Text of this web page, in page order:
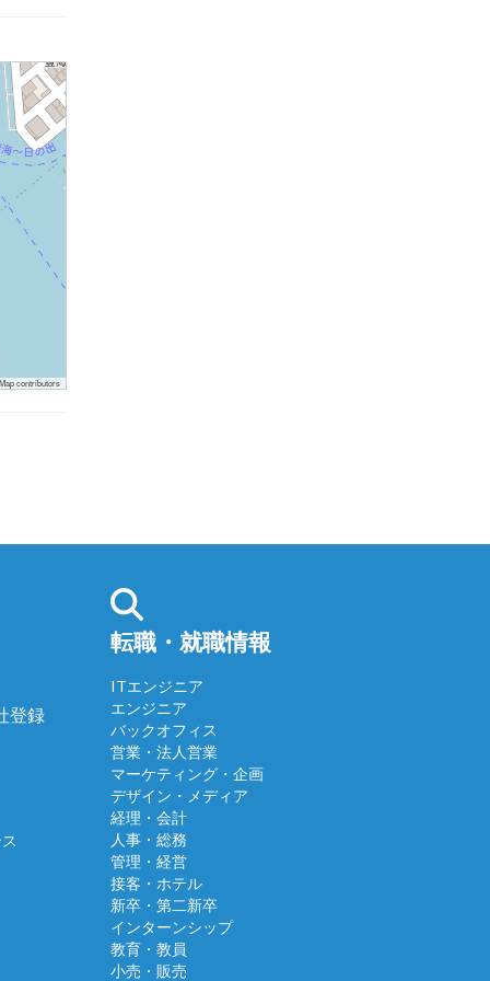
contributors
登録
転職・就職情報
ITエンジニア
エンジニア
バックオフィス
営業・法人営業
マーケティング・企画
デザイン・メディア
経理・会計
人事・総務
管理・経営
接客・ホテル
新卒・第二新卒
インターンシップ
教育・教員
小売・販売